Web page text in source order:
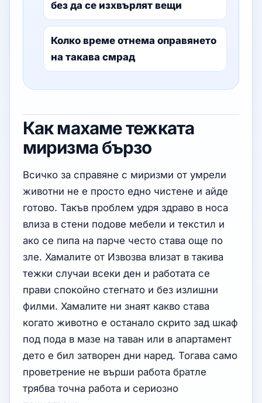
без да се изхвърлят вещи
Колко време отнема оправянето
на такава смрад
Как махаме тежката
миризма бързо
Всичко за справяне с миризми от умрели
животни не е просто едно чистене и айде
готово. Такъв проблем удря здраво в носа
влиза в стени подове мебели и текстил и
ако се пипа на парче често става още по
зле. Хамалите от Извозва влизат в такива
тежки случаи всеки ден и работата се
прави спокойно стегнато и без излишни
филми. Хамалите ни знаят какво става
когато животно е останало скрито зад шкаф
под пода в мазе на таван или в апартамент
дето е бил затворен дни наред. Тогава само
проветрение не върши работа братле
трябва точна работа и сериозно